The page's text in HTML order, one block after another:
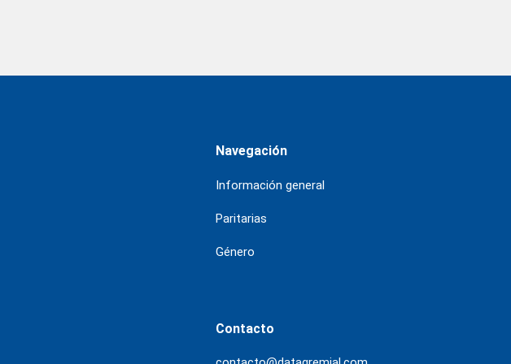
Navegación
Información general
Paritarias
Género
Contacto